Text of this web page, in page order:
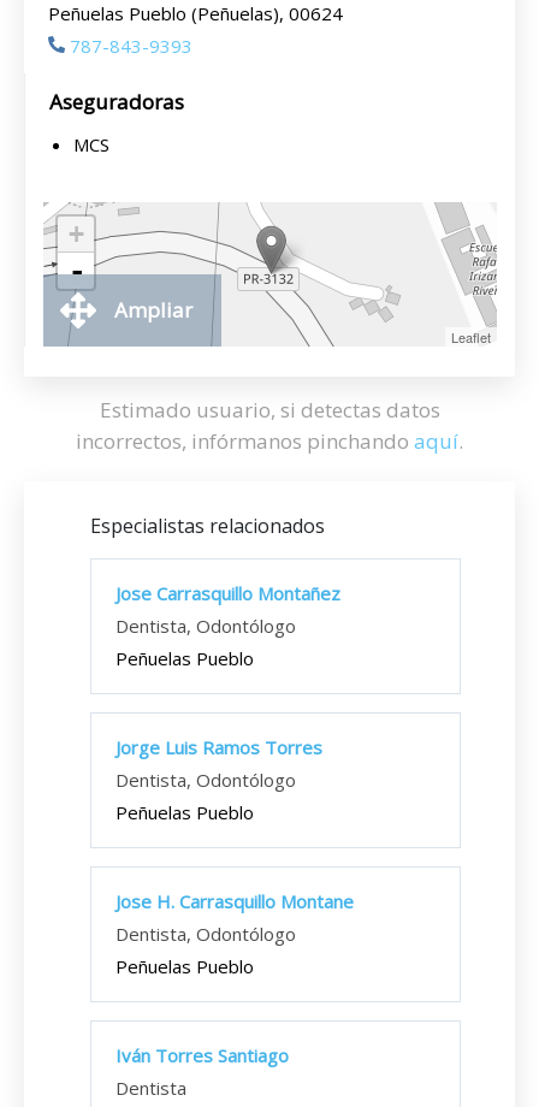
Peñuelas Pueblo (Peñuelas), 00624
787-843-9393
Aseguradoras
MCS
+
-
Leaflet
Ampliar
Estimado usuario, si detectas datos
incorrectos, infórmanos pinchando aquí.
Especialistas relacionados
Jose Carrasquillo Montañez
Dentista, Odontólogo
Peñuelas Pueblo
Jorge Luis Ramos Torres
Dentista, Odontólogo
Peñuelas Pueblo
Jose H. Carrasquillo Montane
Dentista, Odontólogo
Peñuelas Pueblo
Iván Torres Santiago
Dentista